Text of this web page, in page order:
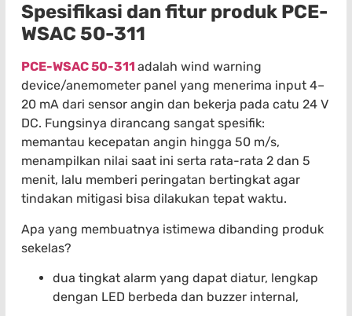
Spesifikasi dan fitur produk PCE-
WSAC 50-311
PCE-WSAC 50-311 adalah wind warning
device/anemometer panel yang menerima input 4–
20 mA dari sensor angin dan bekerja pada catu 24 V
DC. Fungsinya dirancang sangat spesifik:
memantau kecepatan angin hingga 50 m/s,
menampilkan nilai saat ini serta rata-rata 2 dan 5
menit, lalu memberi peringatan bertingkat agar
tindakan mitigasi bisa dilakukan tepat waktu.
Apa yang membuatnya istimewa dibanding produk
sekelas?
dua tingkat alarm yang dapat diatur, lengkap
dengan LED berbeda dan buzzer internal,